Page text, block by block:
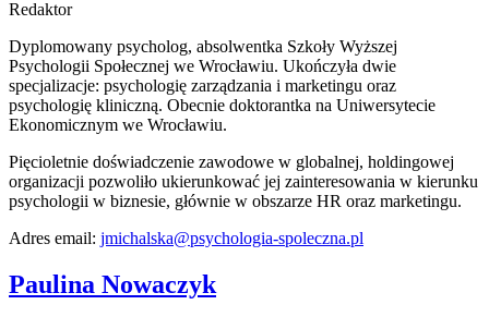
Redaktor
Dyplomowany psycholog, absolwentka Szkoły Wyższej
Psychologii Społecznej we Wrocławiu. Ukończyła dwie
specjalizacje: psychologię zarządzania i marketingu oraz
psychologię kliniczną. Obecnie doktorantka na Uniwersytecie
Ekonomicznym we Wrocławiu.
Pięcioletnie doświadczenie zawodowe w globalnej, holdingowej
organizacji pozwoliło ukierunkować jej zainteresowania w kierunku
psychologii w biznesie, głównie w obszarze HR oraz marketingu.
Adres email: jmichalska@psychologia-spoleczna.pl
Paulina Nowaczyk